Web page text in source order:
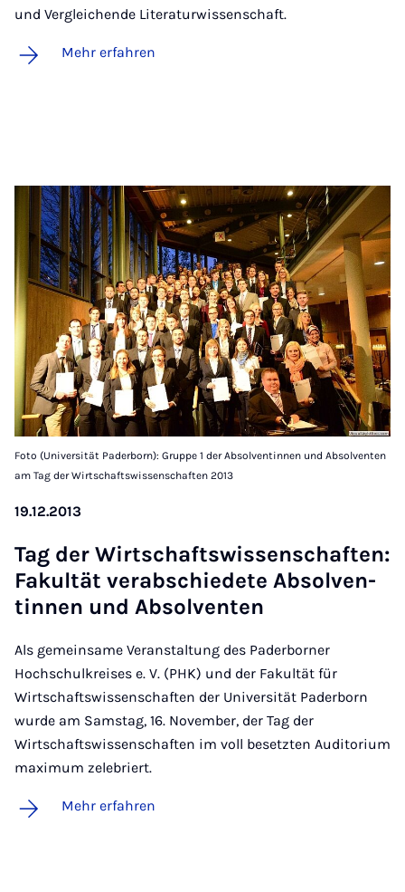
und Vergleichende Literaturwissenschaft.
Mehr erfahren
Foto (Universität Paderborn): Gruppe 1 der Absolventinnen und Absolventen
am Tag der Wirtschaftswissenschaften 2013
19.12.2013
Tag der Wirt­schafts­wis­sen­schaf­ten:
Fa­kul­tät ver­ab­schie­de­te Ab­sol­ven­
tin­nen und Ab­sol­ven­ten
Als gemeinsame Veranstaltung des Paderborner
Hochschulkreises e. V. (PHK) und der Fakultät für
Wirtschaftswissenschaften der Universität Paderborn
wurde am Samstag, 16. November, der Tag der
Wirtschaftswissenschaften im voll besetzten Auditorium
maximum zelebriert.
Mehr erfahren